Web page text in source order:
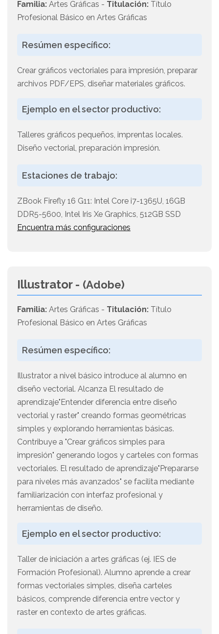
Familia: Artes Gráficas - Titulación: Título
Profesional Básico en Artes Gráficas
Resúmen específico:
Crear gráficos vectoriales para impresión, preparar
archivos PDF/EPS, diseñar materiales gráficos.
Ejemplo en el sector productivo:
Talleres gráficos pequeños, imprentas locales.
Diseño vectorial, preparación impresión.
Estaciones de trabajo:
ZBook Firefly 16 G11: Intel Core i7-1365U, 16GB
DDR5-5600, Intel Iris Xe Graphics, 512GB SSD
Encuentra más configuraciones
Illustrator - (Adobe)
Familia: Artes Gráficas - Titulación: Título
Profesional Básico en Artes Gráficas
Resúmen específico:
Illustrator a nivel básico introduce al alumno en
diseño vectorial. Alcanza El resultado de
aprendizaje"Entender diferencia entre diseño
vectorial y raster" creando formas geométricas
simples y explorando herramientas básicas.
Contribuye a "Crear gráficos simples para
impresión" generando logos y carteles con formas
vectoriales. El resultado de aprendizaje"Prepararse
para niveles más avanzados" se facilita mediante
familiarización con interfaz profesional y
herramientas de diseño.
Ejemplo en el sector productivo:
Taller de iniciación a artes gráficas (ej. IES de
Formación Profesional). Alumno aprende a crear
formas vectoriales simples, diseña carteles
básicos, comprende diferencia entre vector y
raster en contexto de artes gráficas.